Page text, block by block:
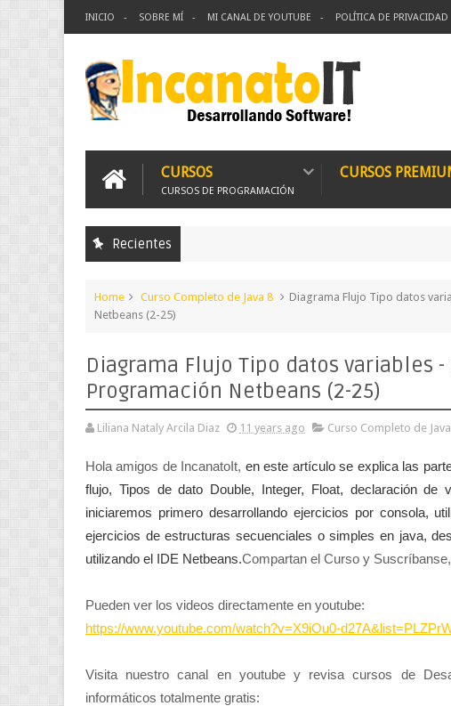
INICIO SOBRE MÍ MI CANAL DE YOUTUBE POLÍTICA DE PRIVACIDAD
CURSOS
CURSOS DE PROGRAMACIÓN
CURSOS
Recientes
Home Curso Completo de Java 8
Diagrama Flujo Tipo datos
Netbeans (2-25)
Diagrama Flujo Tipo datos variables -
Programación Netbeans (2-25)
Liliana Nataly Arcila Diaz 11 years ago Curso Completo de
Hola amigos de IncanatoIt, en este artículo se explica las
flujo, Tipos de dato Double, Integer, Float, declaración de
iniciaremos primero desarrollando ejercicios por consola,
ejercicios de estructuras secuenciales o simples en java,
utilizando el IDE Netbeans.Compartan el Curso y
Pueden ver los videos directamente en youtube:
https://www.youtube.com/watch?v=X9iOu0-
Visita nuestro canal en youtube y revisa cursos de
informáticos totalmente gratis: